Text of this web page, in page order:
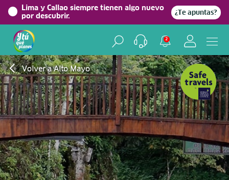
Lima y Callao siempre tienen algo nuevo
por descubrir.
¿Te apuntas?
2
Volver a Alto Mayo